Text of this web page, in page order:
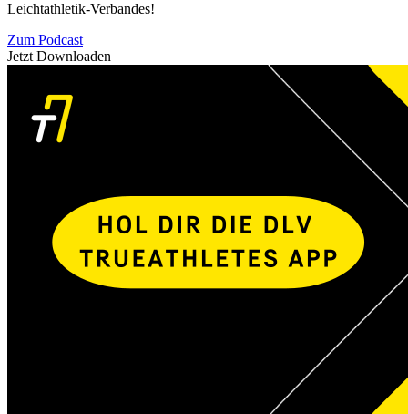
Leichtathletik-Verbandes!
Zum Podcast
Jetzt Downloaden